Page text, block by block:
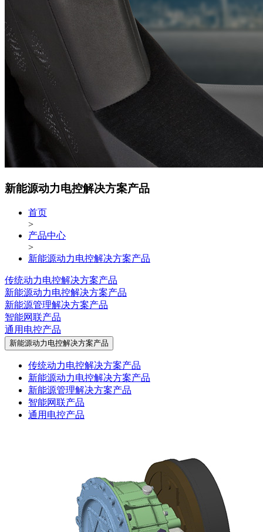
新能源动力电控解决方案产品
首页
>
产品中心
>
新能源动力电控解决方案产品
传统动力电控解决方案产品
新能源动力电控解决方案产品
新能源管理解决方案产品
智能网联产品
通用电控产品
新能源动力电控解决方案产品
传统动力电控解决方案产品
新能源动力电控解决方案产品
新能源管理解决方案产品
智能网联产品
通用电控产品